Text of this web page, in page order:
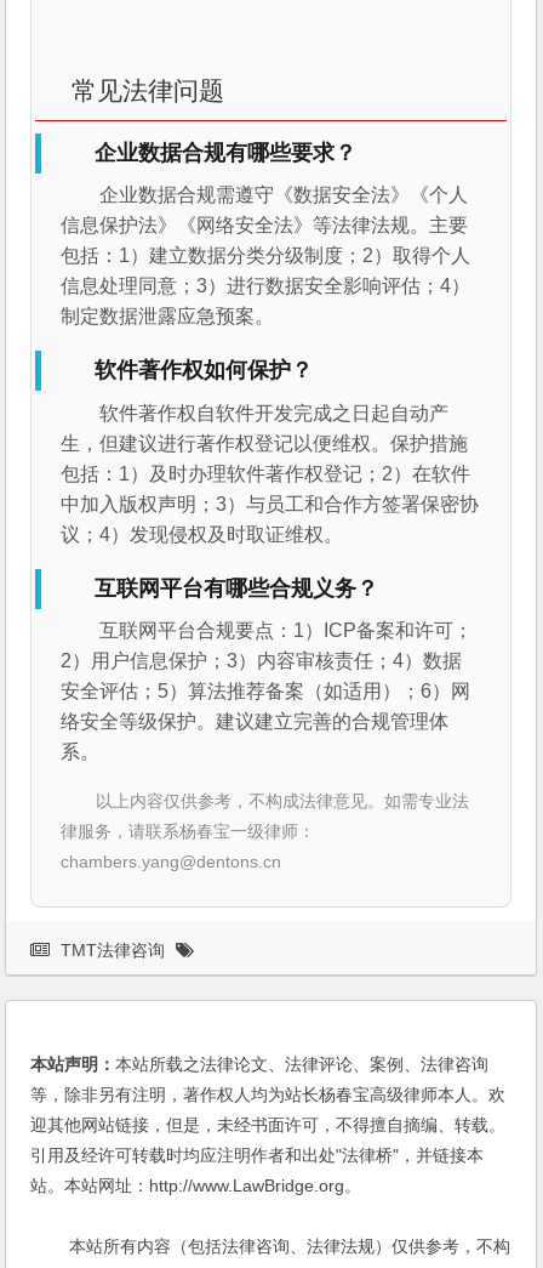
常见法律问题
企业数据合规有哪些要求？
企业数据合规需遵守《数据安全法》《个人
信息保护法》《网络安全法》等法律法规。主要
包括：1）建立数据分类分级制度；2）取得个人
信息处理同意；3）进行数据安全影响评估；4）
制定数据泄露应急预案。
软件著作权如何保护？
软件著作权自软件开发完成之日起自动产
生，但建议进行著作权登记以便维权。保护措施
包括：1）及时办理软件著作权登记；2）在软件
中加入版权声明；3）与员工和合作方签署保密协
议；4）发现侵权及时取证维权。
互联网平台有哪些合规义务？
互联网平台合规要点：1）ICP备案和许可；
2）用户信息保护；3）内容审核责任；4）数据
安全评估；5）算法推荐备案（如适用）；6）网
络安全等级保护。建议建立完善的合规管理体
系。
以上内容仅供参考，不构成法律意见。如需专业法
律服务，请联系杨春宝一级律师：
chambers.yang@dentons.cn
TMT法律咨询
本站声明：本站所载之法律论文、法律评论、案例、法律咨询
等，除非另有注明，著作权人均为站长杨春宝高级律师本人。欢
迎其他网站链接，但是，未经书面许可，不得擅自摘编、转载。
引用及经许可转载时均应注明作者和出处"法律桥"，并链接本
站。本站网址：http://www.LawBridge.org。
本站所有内容（包括法律咨询、法律法规）仅供参考，不构